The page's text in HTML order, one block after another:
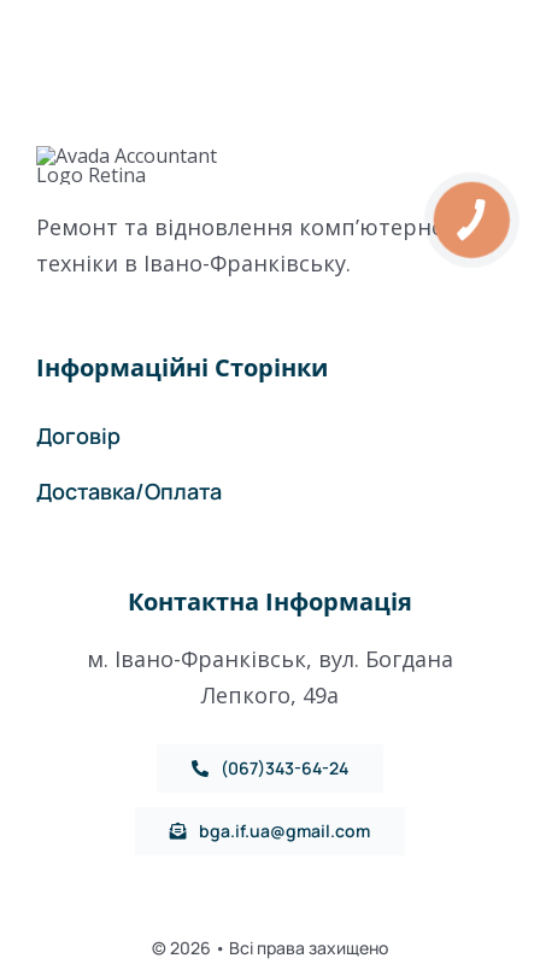
Ремонт та відновлення комп’ютерної
техніки в Івано-Франківську.
Інформаційні Сторінки
Договір
Доставка/Оплата
Контактна Інформація
м. Івано-Франківськ, вул. Богдана
Лепкого, 49a
(067)343-64-24
bga.if.ua@gmail.com
© 2026 • Всі права захищено